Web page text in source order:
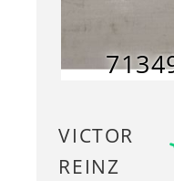
VICTOR
REINZ